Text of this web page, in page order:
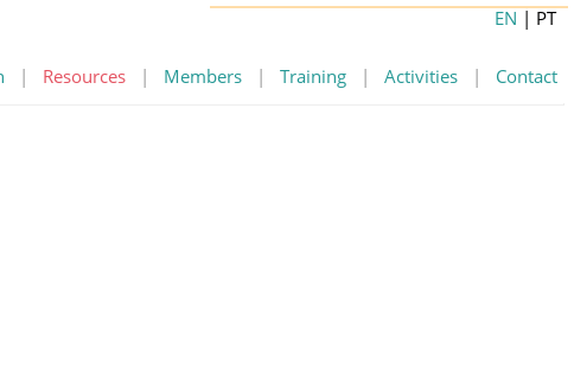
| Resources | Members | Training | Activities | Contact
EN | PT